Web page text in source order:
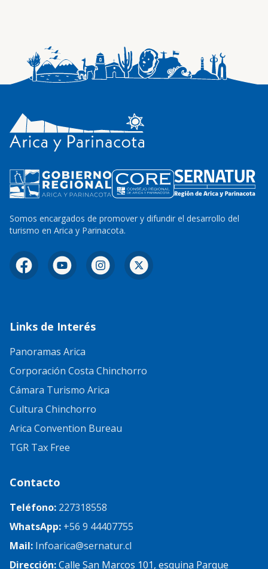
Somos encargados de promover y difundir el desarrollo del
turismo en Arica y Parinacota.
FacebookYouTubeInstagram
X
Links de Interés
Panoramas Arica
Corporación Costa Chinchorro
Cámara Turismo Arica
Cultura Chinchorro
Arica Convention Bureau
TGR Tax Free
Contacto
Teléfono: 227318558
WhatsApp: +56 9 44407755
Mail: Infoarica@sernatur.cl
Dirección:Calle San Marcos 101, esquina Parque